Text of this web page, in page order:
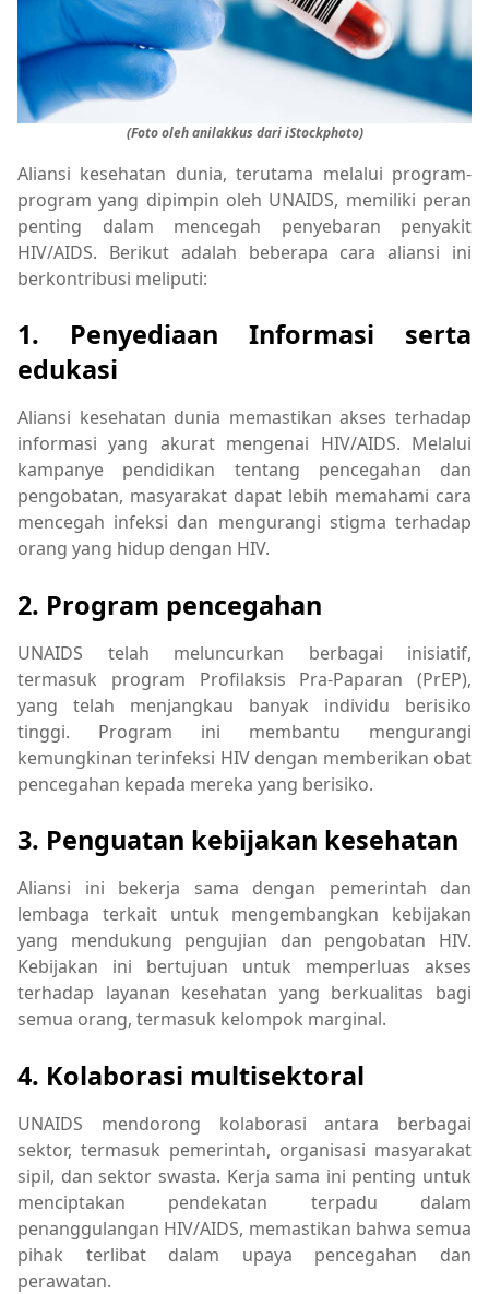
(Foto oleh anilakkus dari iStockphoto)
Aliansi kesehatan dunia, terutama melalui program-
program yang dipimpin oleh UNAIDS, memiliki peran
penting dalam mencegah penyebaran penyakit
HIV/AIDS. Berikut adalah beberapa cara aliansi ini
berkontribusi meliputi:
1. Penyediaan Informasi serta
edukasi
Aliansi kesehatan dunia memastikan akses terhadap
informasi yang akurat mengenai HIV/AIDS. Melalui
kampanye pendidikan tentang pencegahan dan
pengobatan, masyarakat dapat lebih memahami cara
mencegah infeksi dan mengurangi stigma terhadap
orang yang hidup dengan HIV.
2. Program pencegahan
UNAIDS telah meluncurkan berbagai inisiatif,
termasuk program Profilaksis Pra-Paparan (PrEP),
yang telah menjangkau banyak individu berisiko
tinggi. Program ini membantu mengurangi
kemungkinan terinfeksi HIV dengan memberikan obat
pencegahan kepada mereka yang berisiko.
3. Penguatan kebijakan kesehatan
Aliansi ini bekerja sama dengan pemerintah dan
lembaga terkait untuk mengembangkan kebijakan
yang mendukung pengujian dan pengobatan HIV.
Kebijakan ini bertujuan untuk memperluas akses
terhadap layanan kesehatan yang berkualitas bagi
semua orang, termasuk kelompok marginal.
4. Kolaborasi multisektoral
UNAIDS mendorong kolaborasi antara berbagai
sektor, termasuk pemerintah, organisasi masyarakat
sipil, dan sektor swasta. Kerja sama ini penting untuk
menciptakan pendekatan terpadu dalam
penanggulangan HIV/AIDS, memastikan bahwa semua
pihak terlibat dalam upaya pencegahan dan
perawatan.